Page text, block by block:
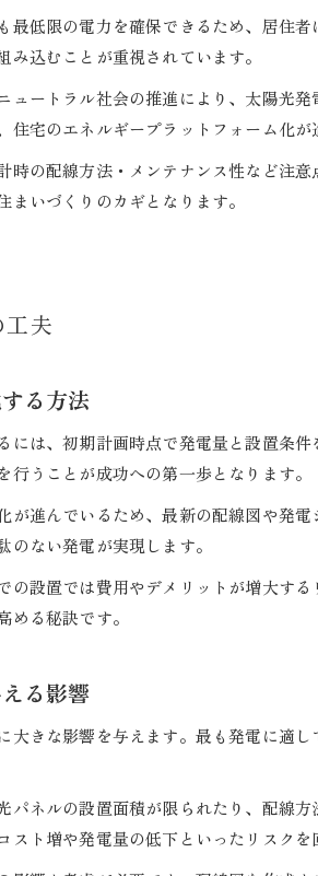
最低限の電力を確保できるため、居住
込むことが重視されています。
ュートラル社会の推進により、太陽光
宅のエネルギープラットフォーム化が
の配線方法・メンテナンス性など注
いづくりのカギとなります。
夫
る方法
は、初期計画時点で発電量と設置条
うことが成功への第一歩となります。
進んでいるため、最新の配線図や発
ない発電が実現します。
設置では費用やデメリットが増大す
る秘訣です。
る影響
大きな影響を与えます。最も発電に適
ネルの設置面積が限られたり、配線
ト増や発電量の低下といったリスクを